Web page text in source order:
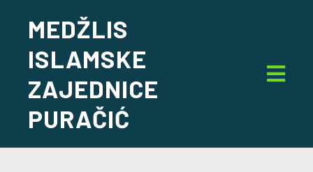
MEDŽLIS
ISLAMSKE
ZAJEDNICE
PURAČIĆ